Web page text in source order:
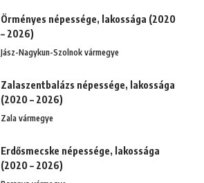
Örményes népessége, lakossága (2020
– 2026)
Jász-Nagykun-Szolnok vármegye
Zalaszentbalázs népessége, lakossága
(2020 – 2026)
Zala vármegye
Erdősmecske népessége, lakossága
(2020 – 2026)